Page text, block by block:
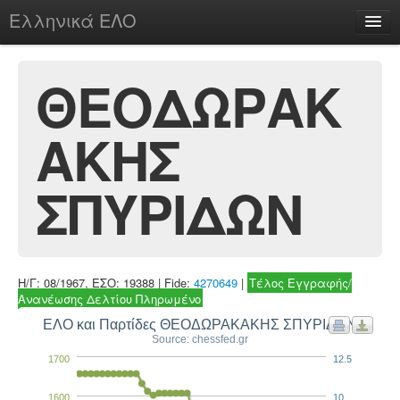
Ελληνικά ΕΛΟ
chesstu.be @ discord
Login
ΘΕΟΔΩΡΑΚ
ΑΚΗΣ
ΣΠΥΡΙΔΩΝ
Η/Γ: 08/1967, ΕΣΟ: 19388 | Fide: 4270649 | Τέλος Εγγραφής/
Ανανέωσης Δελτίου Πληρωμένο
ΕΛΟ και Παρτίδες ΘΕΟΔΩΡΑΚΑΚΗΣ ΣΠΥΡΙΔΩΝ
Source: chessfed.gr
1600
1700
10
12.5